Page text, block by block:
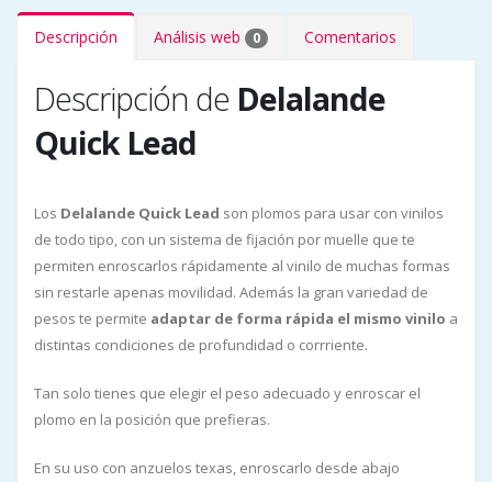
Descripción Análisis web 0 Comentarios
Descripción de Delalande
Quick Lead
Los Delalande Quick Lead son plomos para usar con vinilos
de todo tipo, con un sistema de fijación por muelle que te
permiten enroscarlos rápidamente al vinilo de muchas formas
sin restarle apenas movilidad. Además la gran variedad de
pesos te permite adaptar de forma rápida el mismo vinilo a
distintas condiciones de profundidad o corrriente.
Tan solo tienes que elegir el peso adecuado y enroscar el
plomo en la posición que prefieras.
En su uso con anzuelos texas, enroscarlo desde abajo